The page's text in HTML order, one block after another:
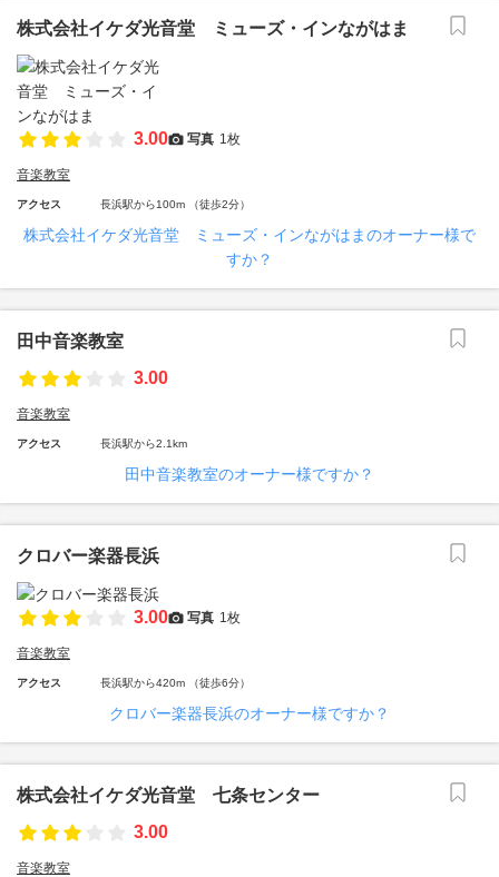
株式会社イケダ光音堂 ミューズ・インながはま
3.00 写真 1枚
音楽教室
アクセス 長浜駅から100m （徒歩2分）
株式会社イケダ光音堂 ミューズ・インながはまのオーナー様で
すか？
田中音楽教室
3.00
音楽教室
アクセス 長浜駅から2.1km
田中音楽教室のオーナー様ですか？
クロバー楽器長浜
3.00 写真 1枚
音楽教室
アクセス 長浜駅から420m （徒歩6分）
クロバー楽器長浜のオーナー様ですか？
株式会社イケダ光音堂 七条センター
3.00
音楽教室